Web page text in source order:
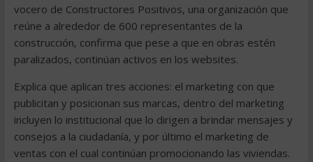
vocero de Constructores Positivos, una organización que
reúne a alrededor de 600 representantes de la
construcción, confirma que pese a que en obras estén
paralizados, continúan activos en los websites.
Explica que aplican tres acciones: el marketing con que
publicitan y posicionan sus marcas, dentro del marketing
incluyen lo institucional que lo dirigen a brindar mensajes y
consejos a la ciudadanía, y por último el marketing de
ventas con el cual continúan promocionando las viviendas.